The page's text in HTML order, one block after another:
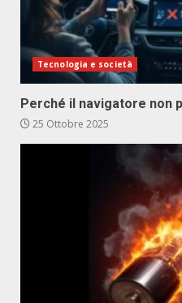
Tecnologia e società
Perché il navigatore non
25 Ottobre 2025